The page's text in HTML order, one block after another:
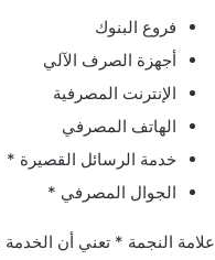
فروع البنوك
أجهزة الصرف الآلي
الإنترنت المصرفية
الهاتف المصرفي
خدمة الرسائل القصيرة *
الجوال المصرفي *
علامة النجمة * تعني أن